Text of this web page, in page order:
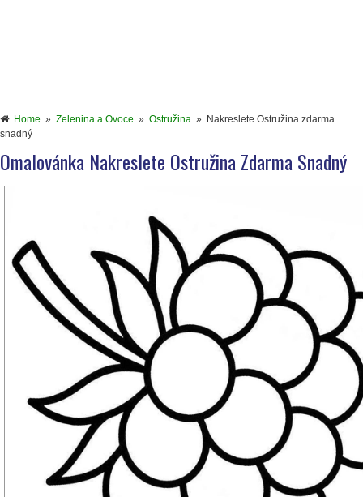
Home » Zelenina a Ovoce » Ostružina » Nakreslete Ostružina zdarma
snadný
Omalovánka Nakreslete Ostružina Zdarma Snadný